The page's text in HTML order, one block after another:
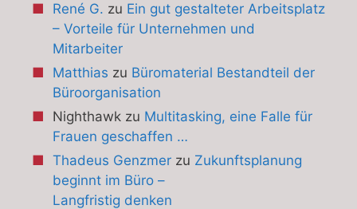
René G. zu Ein gut gestalteter Arbeitsplatz
– Vorteile für Unternehmen und
Mitarbeiter
Matthias zu Büromaterial Bestandteil der
Büroorganisation
Nighthawkzu Multitasking, eine Falle für
Frauen geschaffen …
Thadeus Genzmerzu Zukunftsplanung
beginnt im Büro –
Langfristig denken